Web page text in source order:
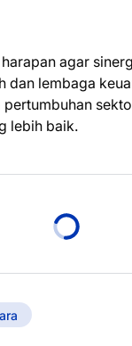
agar
dan lembaga
lebih baik.